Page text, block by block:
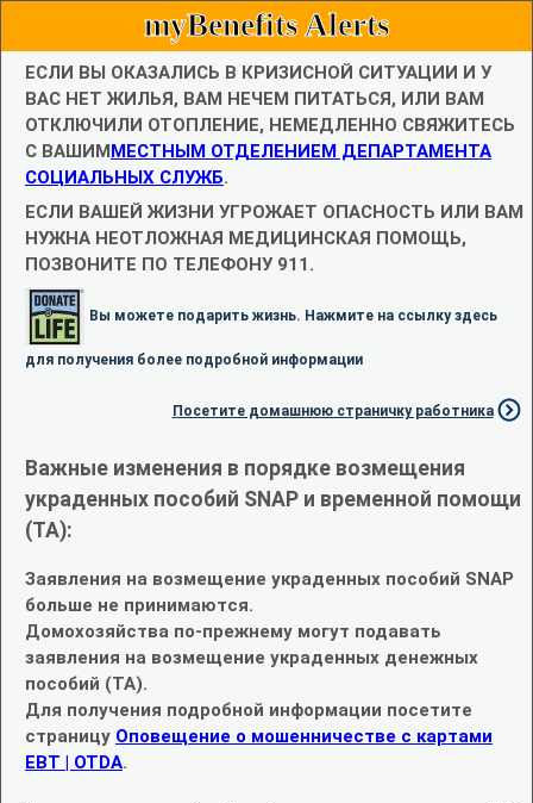
myBenefits Alerts
ЕСЛИ ВЫ ОКАЗАЛИСЬ В КРИЗИСНОЙ СИТУАЦИИ И У
ВАС НЕТ ЖИЛЬЯ, ВАМ НЕЧЕМ ПИТАТЬСЯ, ИЛИ ВАМ
ОТКЛЮЧИЛИ ОТОПЛЕНИЕ, НЕМЕДЛЕННО СВЯЖИТЕСЬ
С ВАШИММЕСТНЫМ ОТДЕЛЕНИЕМ ДЕПАРТАМЕНТА
СОЦИАЛЬНЫХ СЛУЖБ.
ЕСЛИ ВАШЕЙ ЖИЗНИ УГРОЖАЕТ ОПАСНОСТЬ ИЛИ ВАМ
НУЖНА НЕОТЛОЖНАЯ МЕДИЦИНСКАЯ ПОМОЩЬ,
ПОЗВОНИТЕ ПО ТЕЛЕФОНУ 911.
Вы можете подарить жизнь. Нажмите на ссылку здесь
для получения более подробной информации
Посетите домашнюю страничку работника
Важные изменения в порядке возмещения
украденных пособий SNAP и временной помощи
(TA):
Заявления на возмещение украденных пособий SNAP
больше не принимаются.
Домохозяйства по-прежнему могут подавать
заявления на возмещение украденных денежных
пособий (TA).
Для получения подробной информации посетите
страницу Оповещение о мошенничестве с картами
EBT | OTDA.